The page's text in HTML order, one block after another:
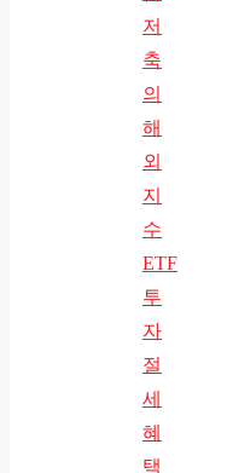
저
축
의
해
외
지
수
ETF
투
자
절
세
혜
택